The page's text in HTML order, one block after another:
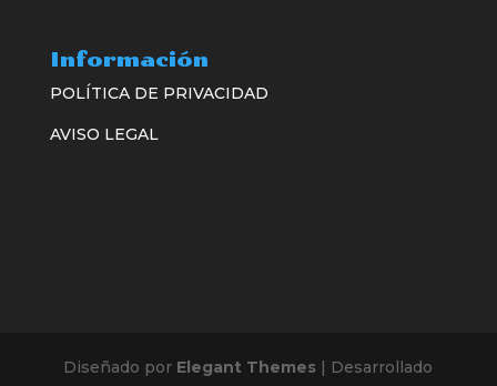
Información
POLÍTICA DE PRIVACIDAD
AVISO LEGAL
Diseñado por Elegant Themes | Desarrollado